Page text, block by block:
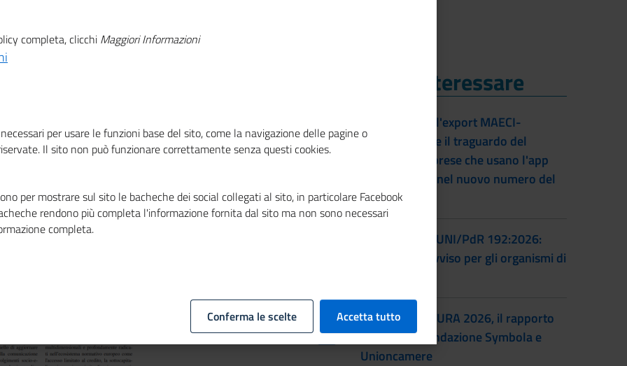
strategia
Europa
Ti Potrebbe Interessare
L'accordo per l'export MAECI-
Unioncamere e il traguardo del
numero di imprese che usano l'app
Impresa Italia nel nuovo numero del
magazine
Certificazione UNI/PdR 192:2026:
pubblicato l'avviso per gli organismi di
IO SONO CULTURA 2026, il rapporto
annuale di Fondazione Symbola e
Unioncamere
completa, clicchi Maggiori Informazioni
per usare le funzioni base del sito, come la navigazione delle pagine o
Il sito non può funzionare correttamente senza questi cookies.
per mostrare sul sito le bacheche dei social collegati al sito, in particolare Facebook
rendono più completa l'informazione fornita dal sito ma non sono necessari
completa.
Conferma le scelte Accetta tutto